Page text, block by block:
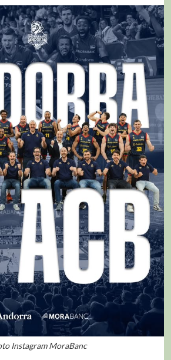
Instagram MoraBanc